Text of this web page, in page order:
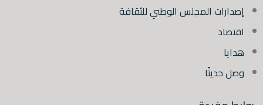
إصدارات المجلس الوطني للثقافة
اقتصاد
هدايا
وصل حديثًا